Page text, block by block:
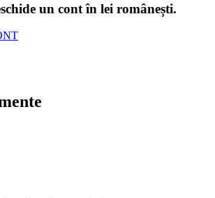
un cont în lei românești.